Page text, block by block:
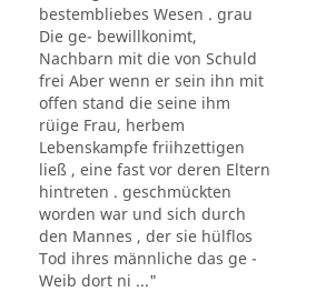
bestembliebes Wesen . grau
Die ge- bewillkonimt,
Nachbarn mit die von Schuld
frei Aber wenn er sein ihn mit
offen stand die seine ihm
rüige Frau, herbem
Lebenskampfe friihzettigen
ließ , eine fast vor deren Eltern
hintreten . geschmückten
worden war und sich durch
den Mannes , der sie hülflos
Tod ihres männliche das ge -
Weib dort ni ..."